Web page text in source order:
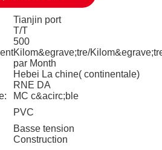
Tianjin port
T/T
500
Kilom&egrave;tre/
par Month
Hebei La chine( continentale)
RNE DA
MC c&acirc;ble
PVC
Basse tension
Construction